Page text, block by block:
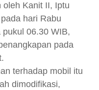
Kanit II, Iptu
hari Rabu
06.30 WIB,
pada
terhadap mobil itu
dimodifikasi,